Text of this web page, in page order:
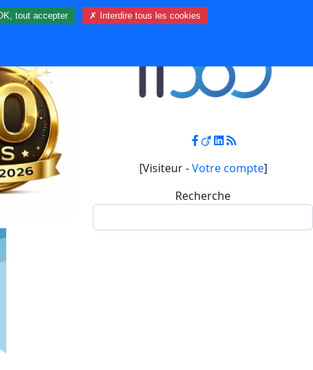
Contact Mon compte
[Visiteur -Votre compte]
Recherche
tout accepter ✗ Interdire tous les cookies